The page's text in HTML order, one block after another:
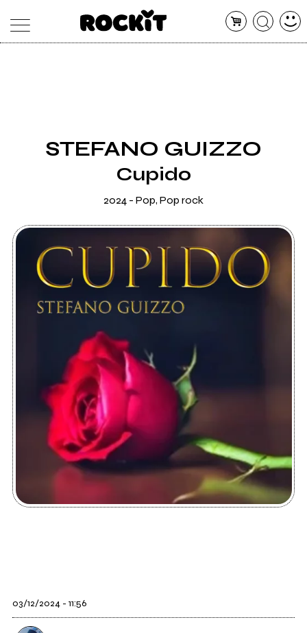
SHOP
STEFANO GUIZZO
Cupido
2024 - Pop, Pop rock
03/12/2024 - 11:56